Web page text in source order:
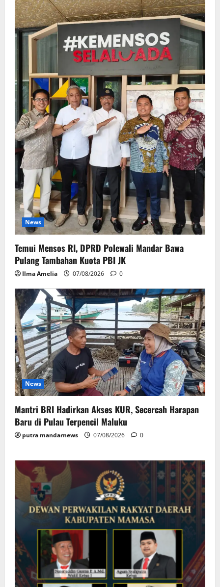
News
Temui Mensos RI, DPRD Polewali Mandar Bawa
Pulang Tambahan Kuota PBI JK
Ilma Amelia 07/08/2026 0
News
Mantri BRI Hadirkan Akses KUR, Secercah Harapan
Baru di Pulau Terpencil Maluku
putra mandarnews 07/08/2026 0